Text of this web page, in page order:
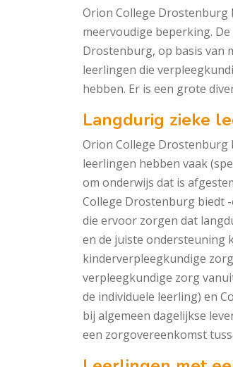
Orion College Drostenburg
meervoudige beperking.
Drostenburg, op basis van
leerlingen die
hebben. Er is een grote
Langdurig zieke
Orion College Drostenburg
leerlingen hebben vaak
om onderwijs dat is
College Drostenburg biedt
die ervoor zorgen dat
en de juiste ondersteuning
kinderverpleegkundige
verpleegkundige zorg
de individuele leerling) en
bij algemeen dagelijkse
een zorgovereenkomst